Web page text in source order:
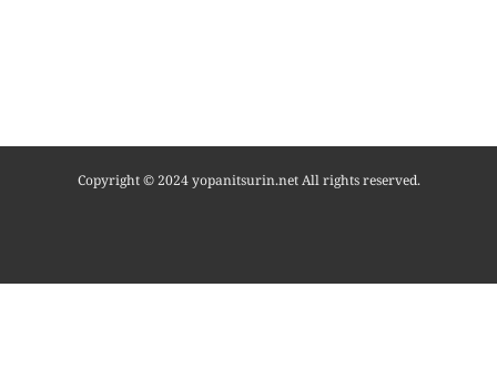
Copyright © 2024 yopanitsurin.net All rights reserved.